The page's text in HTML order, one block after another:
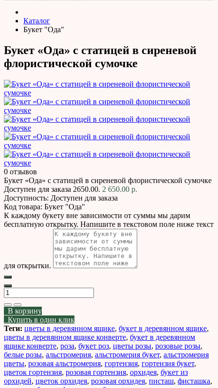
Каталог
Букет "Ода"
Букет «Ода» с статицей в сиреневой
флористической сумочке
0 отзывов
Букет «Ода» с статицей в сиреневой флористической сумочке
Доступен для заказа 2650.00. 2 650.00 р.
Доступность: Доступен для заказа
Код товара: Букет "Ода"
К каждому букету вне зависимости от суммы мы дарим
бесплатную открытку. Напишите в текстовом поле ниже текст
для открытки.
В корзину
Купить в один клик
Теги: цветы в деревянном ящике, букет в деревянном ящике,
цветы в деревянном ящике конверте, букет в деревянном
ящике конверте, роза, букет роз, цветы розы, розовые розы,
белые розы, альстромерия, альстромерия букет, альстромерия
цветы, розовая альстромерия, гортензия, гортензия букет,
цветок гортензия, розовая гортензия, орхидея, букет из
орхидей, цветок орхидея, розовая орхидея, писташ, фисташка,